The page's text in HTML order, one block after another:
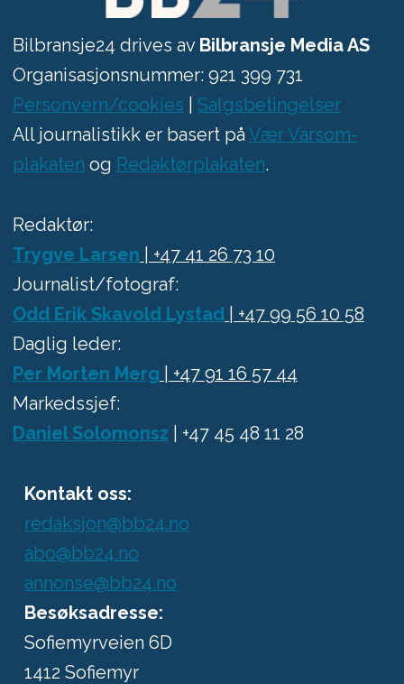
Bilbransje24 drives av Bilbransje Media AS
Organisasjonsnummer: 921 399 731
Personvern/cookies
Salgsbetingelser
All journalistikk er basert på Vær Varsom-
plakaten og Redaktørplakaten.
Redaktør:
Trygve Larsen | +47 41 26 73 10
Journalist/fotograf:
Odd Erik Skavold Lystad| +47 99 56 10 58
Daglig leder:
Per Morten Merg | +47 91 16 57 44
Markedssjef:
Daniel Solomonsz | +47 45 48 11 28
Kontakt oss:
redaksjon@bb24.no
abo@bb24.no
annonse@bb24.no
Besøksadresse:
Sofiemyrveien 6D
1412 Sofiemyr